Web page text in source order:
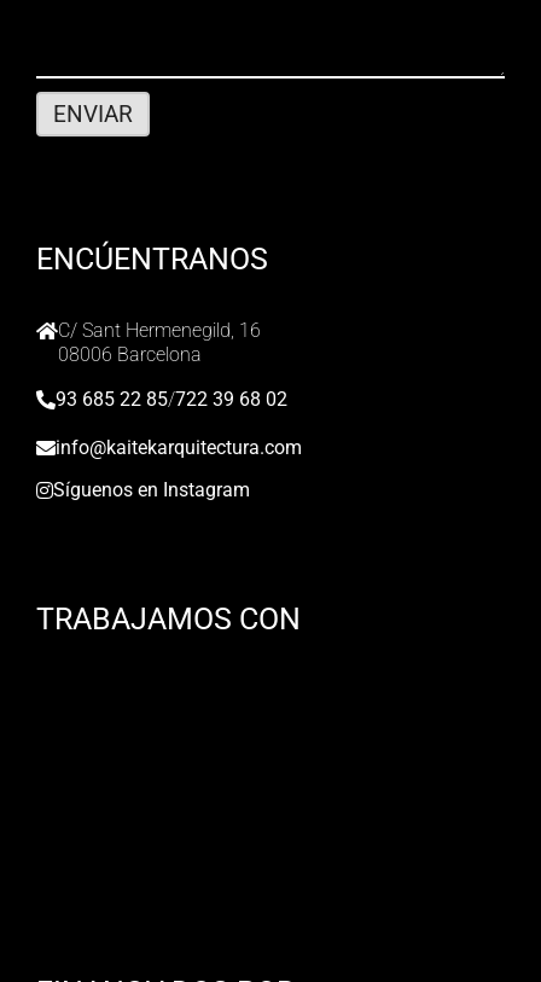
ENCÚENTRANOS
C/ Sant Hermenegild, 16
08006 Barcelona
93 685 22 85/722 39 68 02
info@kaitekarquitectura.com
Síguenos en Instagram
TRABAJAMOS CON